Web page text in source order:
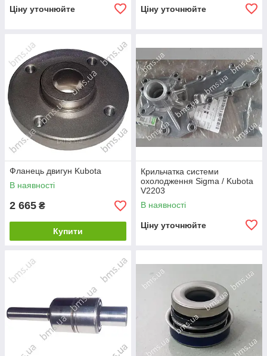
Ціну уточнюйте Ціну уточнюйте
Фланець двигун Kubota
В наявності
2 665 ₴
Купити
Крильчатка системи
охолодження Sigma / Kubota
V2203
В наявності
Ціну уточнюйте